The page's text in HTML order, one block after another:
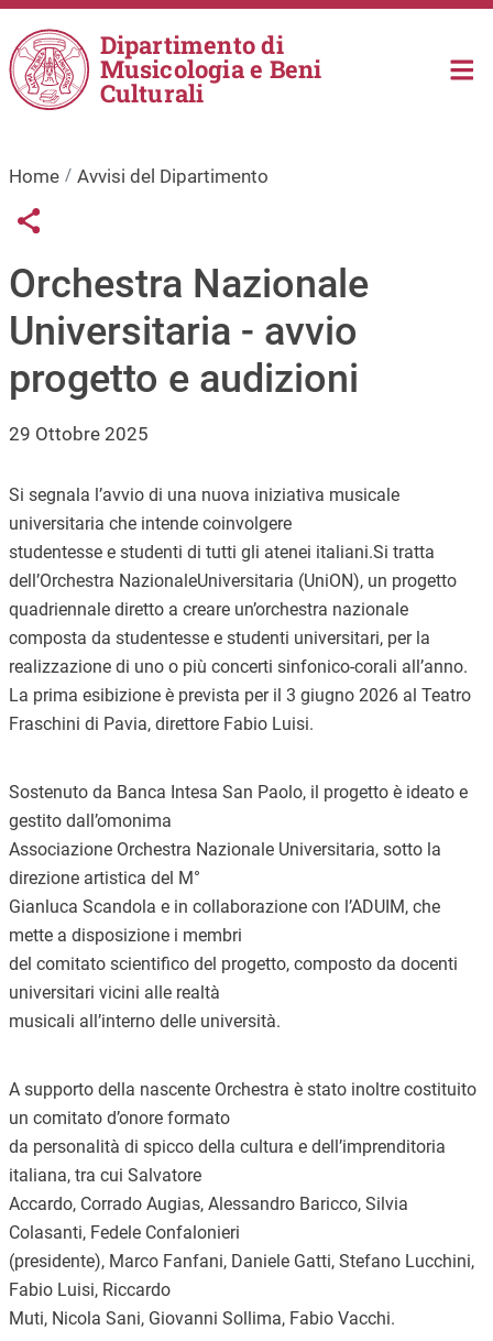
Salta al contenuto principale
Dipartimento di
Musicologia e Beni
Culturali
Home Avvisi del Dipartimento
Links condivisione social
Share button
Orchestra Nazionale
Universitaria - avvio
progetto e audizioni
29 Ottobre 2025
Si segnala l’avvio di una nuova iniziativa musicale
universitaria che intende coinvolgere
studentesse e studenti di tutti gli atenei italiani.Si tratta
dell’Orchestra NazionaleUniversitaria (UniON), un progetto
quadriennale diretto a creare un’orchestra nazionale
composta da studentesse e studenti universitari, per la
realizzazione di uno o più concerti sinfonico-corali all’anno.
La prima esibizione è prevista per il 3 giugno 2026 al Teatro
Fraschini di Pavia, direttore Fabio Luisi.
Sostenuto da Banca Intesa San Paolo, il progetto è ideato e
gestito dall’omonima
Associazione Orchestra Nazionale Universitaria, sotto la
direzione artistica del M°
Gianluca Scandola e in collaborazione con l’ADUIM, che
mette a disposizione i membri
del comitato scientifico del progetto, composto da docenti
universitari vicini alle realtà
musicali all’interno delle università.
A supporto della nascente Orchestra è stato inoltre costituito
un comitato d’onore formato
da personalità di spicco della cultura e dell’imprenditoria
italiana, tra cui Salvatore
Accardo, Corrado Augias, Alessandro Baricco, Silvia
Colasanti, Fedele Confalonieri
(presidente), Marco Fanfani, Daniele Gatti, Stefano Lucchini,
Fabio Luisi, Riccardo
Muti, Nicola Sani, Giovanni Sollima, Fabio Vacchi.